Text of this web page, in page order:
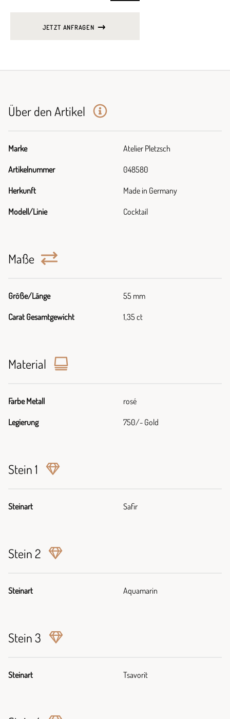
JETZT ANFRAGEN
Über den Artikel
Marke Atelier Pletzsch
Artikelnummer 048580
Herkunft Made in Germany
Modell/Linie Cocktail
Maße
Größe/Länge 55 mm
Carat Gesamtgewicht 1,35 ct
Material
Farbe Metall rosé
Legierung 750/- Gold
Stein 1
Steinart Safir
Stein 2
Steinart Aquamarin
Stein 3
Steinart Tsavorit